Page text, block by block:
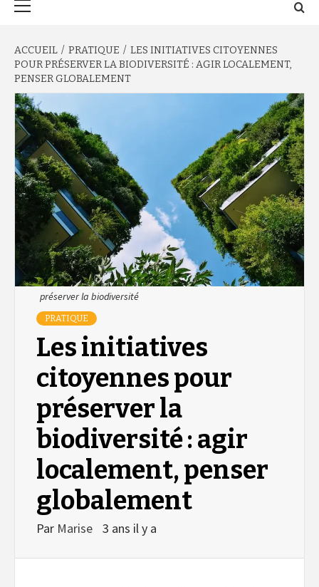
ACCUEIL PRATIQUE
LES INITIATIVES CITOYENNES
POUR PRÉSERVER LA BIODIVERSITÉ : AGIR LOCALEMENT,
PENSER GLOBALEMENT
préserver la biodiversité
PRATIQUE
Les initiatives
citoyennes pour
préserver la
biodiversité : agir
localement, penser
globalement
Par Marise 3 ans il y a